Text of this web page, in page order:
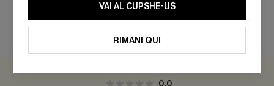
RECENSIONI DEI CLIENTI
0.0
VAI AL CUPSHE-US
RIMANI QUI